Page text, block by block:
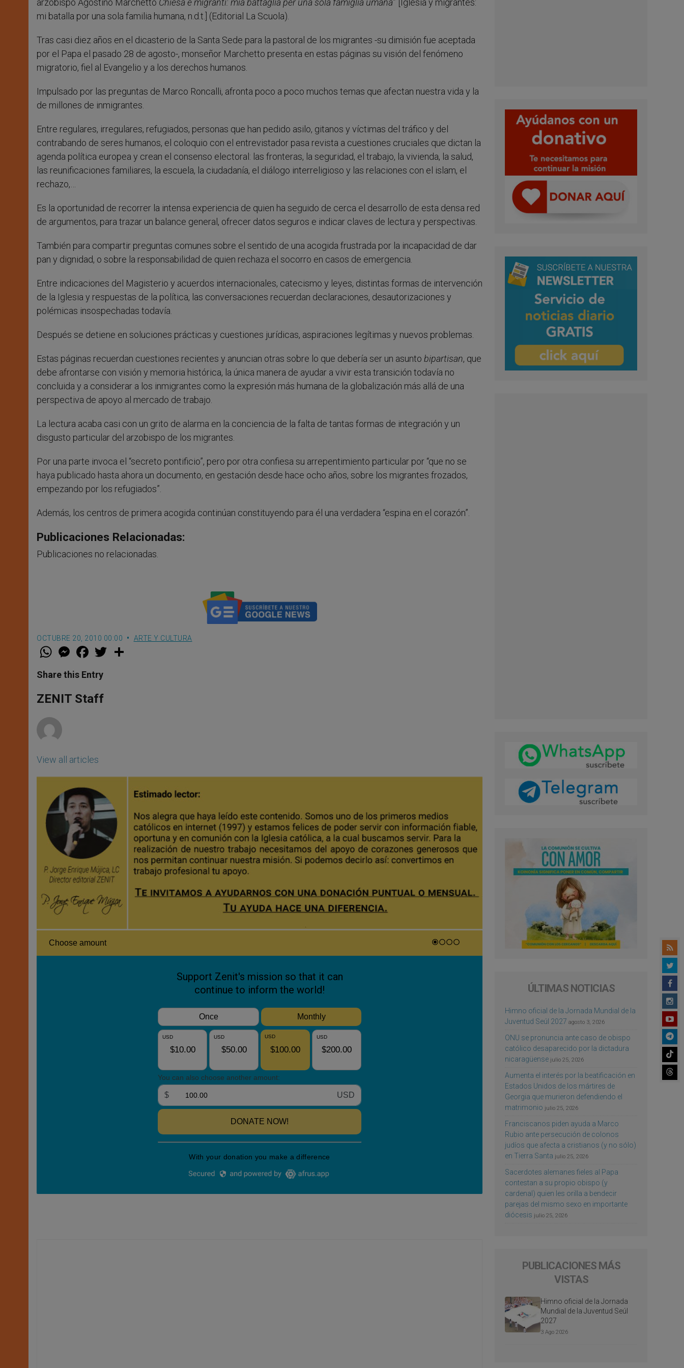
arzobispo Agostino Marchetto Chiesa e migranti: mia battaglia per una sola famiglia umana” [Iglesia y migrantes:
mi batalla por una sola familia humana, n.d.t.] (Editorial La Scuola).
Tras casi diez años en el dicasterio de la Santa Sede para la pastoral de los migrantes -su dimisión fue aceptada
por el Papa el pasado 28 de agosto-, monseñor Marchetto presenta en estas páginas su visión del fenómeno
migratorio, fiel al Evangelio y a los derechos humanos.
Impulsado por las preguntas de Marco Roncalli, afronta poco a poco muchos temas que afectan nuestra vida y la
de millones de inmigrantes.
Entre regulares, irregulares, refugiados, personas que han pedido asilo, gitanos y víctimas del tráfico y del
contrabando de seres humanos, el coloquio con el entrevistador pasa revista a cuestiones cruciales que dictan la
agenda política europea y crean el consenso electoral: las fronteras, la seguridad, el trabajo, la vivienda, la salud,
las reunificaciones familiares, la escuela, la ciudadanía, el diálogo interreligioso y las relaciones con el islam, el
rechazo,…
Es la oportunidad de recorrer la intensa experiencia de quien ha seguido de cerca el desarrollo de esta densa red
de argumentos, para trazar un balance general, ofrecer datos seguros e indicar claves de lectura y perspectivas.
También para compartir preguntas comunes sobre el sentido de una acogida frustrada por la incapacidad de dar
pan y dignidad, o sobre la responsabilidad de quien rechaza el socorro en casos de emergencia.
Entre indicaciones del Magisterio y acuerdos internacionales, catecismo y leyes, distintas formas de intervención
de la Iglesia y respuestas de la política, las conversaciones recuerdan declaraciones, desautorizaciones y
polémicas insospechadas todavía.
Después se detiene en soluciones prácticas y cuestiones jurídicas, aspiraciones legítimas y nuevos problemas.
Estas páginas recuerdan cuestiones recientes y anuncian otras sobre lo que debería ser un asunto bipartisan, que
debe afrontarse con visión y memoria histórica, la única manera de ayudar a vivir esta transición todavía no
concluida y a considerar a los inmigrantes como la expresión más humana de la globalización más allá de una
perspectiva de apoyo al mercado de trabajo.
La lectura acaba casi con un grito de alarma en la conciencia de la falta de tantas formas de integración y un
disgusto particular del arzobispo de los migrantes.
Por una parte invoca el “secreto pontificio”, pero por otra confiesa su arrepentimiento particular por “que no se
haya publicado hasta ahora un documento, en gestación desde hace ocho años, sobre los migrantes frozados,
empezando por los refugiados”.
Además, los centros de primera acogida continúan constituyendo para él una verdadera “espina en el corazón”.
Publicaciones Relacionadas:
Publicaciones no relacionadas.
OCTUBRE 20, 2010 00:00 ARTE Y CULTURA
W
t
s
p
p
M
e
s
e
g
e
F
a
e
b
o
k
w
Share this Entry
ZENIT Staff
View all articles
ÚLTIMAS NOTICIAS
Himno oficial de la Jornada Mundial de la
Juventud Seúl 2027 agosto 3, 2026
ONU se pronuncia ante caso de obispo
católico desaparecido por la dictadura
nicaragüense julio 25, 2026
Aumenta el interés por la beatificación en
Estados Unidos de los mártires de
Georgia que murieron defendiendo el
matrimonio julio 25, 2026
Franciscanos piden ayuda a Marco
Rubio ante persecución de colonos
judíos que afecta a cristianos (y no sólo)
en Tierra Santa julio 25, 2026
Sacerdotes alemanes fieles al Papa
contestan a su propio obispo (y
cardenal) quien les orilla a bendecir
parejas del mismo sexo en importante
diócesis julio 25, 2026
PUBLICACIONES MÁS
VISTAS
Himno oficial de la Jornada
Mundial de la Juventud Seúl
2027
3 Ago 2026